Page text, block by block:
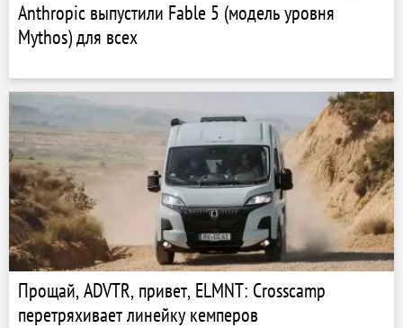
Anthropic выпустили Fable 5 (модель уровня
Mythos) для всех
Прощай, ADVTR, привет, ELMNT: Crosscamp
перетряхивает линейку кемперов